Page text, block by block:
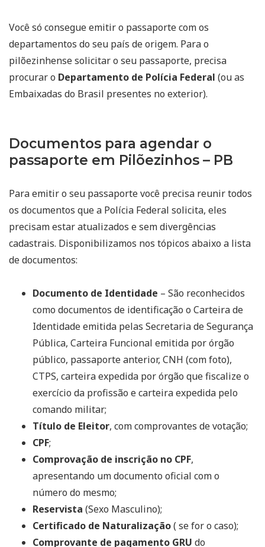
Você só consegue emitir o passaporte com os
departamentos do seu país de origem. Para o
pilõezinhense solicitar o seu passaporte, precisa
procurar o Departamento de Polícia Federal (ou as
Embaixadas do Brasil presentes no exterior).
Documentos para agendar o
passaporte em Pilõezinhos – PB
Para emitir o seu passaporte você precisa reunir todos
os documentos que a Polícia Federal solicita, eles
precisam estar atualizados e sem divergências
cadastrais. Disponibilizamos nos tópicos abaixo a lista
de documentos:
Documento de Identidade – São reconhecidos
como documentos de identificação o Carteira de
Identidade emitida pelas Secretaria de Segurança
Pública, Carteira Funcional emitida por órgão
público, passaporte anterior, CNH (com foto),
CTPS, carteira expedida por órgão que fiscalize o
exercício da profissão e carteira expedida pelo
comando militar;
Título de Eleitor, com comprovantes de votação;
CPF;
Comprovação de inscrição no CPF,
apresentando um documento oficial com o
número do mesmo;
Reservista (Sexo Masculino);
Certificado de Naturalização( se for o caso);
Comprovante de pagamento GRU do